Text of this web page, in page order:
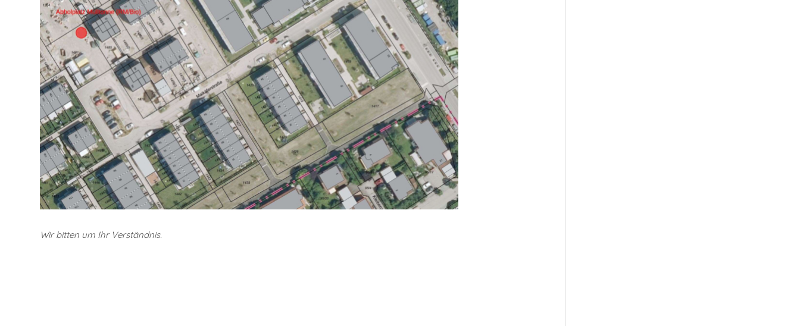
Wir bitten um Ihr Verständnis.